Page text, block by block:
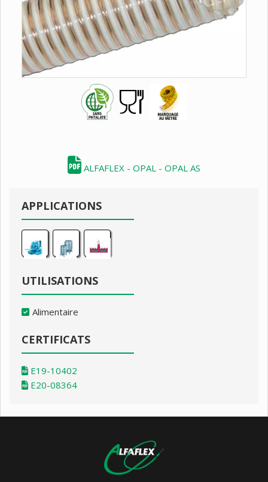
ALFAFLEX - OPAL - OPAL AS
APPLICATIONS
UTILISATIONS
Alimentaire
CERTIFICATS
E19-10402
E20-08364